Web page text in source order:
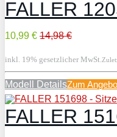
FALLER
10,99 € 14,98 €
inkl. 19% gesetzlicher MwSt.
Modell DetailsZum
FALLER